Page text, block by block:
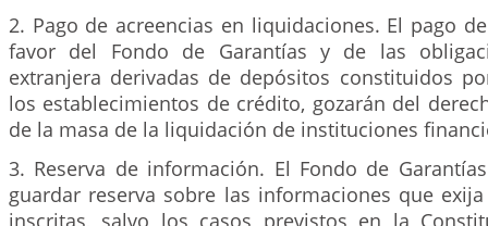
2. Pago de acreencias en liquidaciones. El pago
favor del Fondo de Garantías y de las
extranjera derivadas de depósitos constituidos
los establecimientos de crédito, gozarán del
de la masa de la liquidación de instituciones
3. Reserva de información. El Fondo de
guardar reserva sobre las informaciones que
inscritas, salvo los casos previstos en la